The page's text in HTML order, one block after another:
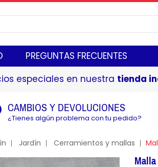
PREGUNTAS FRECUENTES
especiales en nuestra tienda
CAMBIOS Y DEVOLUCIONES
¿Tienes algún problema con tu pedido?
Jardín Cerramientos y mallas